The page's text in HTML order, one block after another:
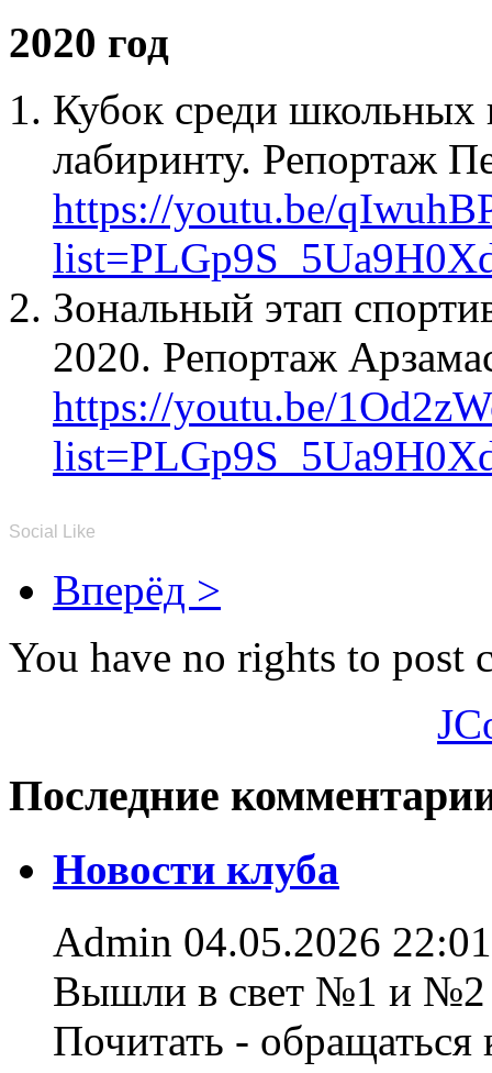
2020 год
Кубок среди школьных
лабиринту. Репортаж
https://youtu.be/
Зональный этап
2020. Репортаж
https://youtu.be/
Social Like
Вперёд >
You have no rights to post
Последние
Новости клуба
Admin 04.05.2026 22:01
Вышли в свет №1 и №2
Почитать -